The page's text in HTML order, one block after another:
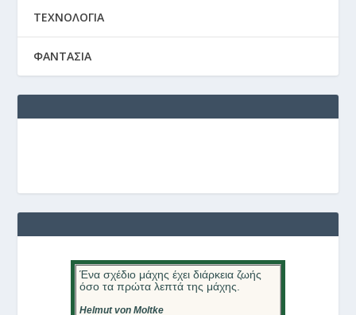
ΤΕΧΝΟΛΟΓΙΑ
ΦΑΝΤΑΣΙΑ